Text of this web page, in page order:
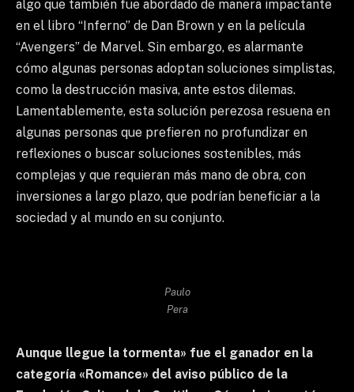
algo que también fue abordado de manera impactante
en el libro “Inferno” de Dan Brown y en la película
“Avengers” de Marvel. Sin embargo, es alarmante
cómo algunas personas adoptan soluciones simplistas,
como la destrucción masiva, ante estos dilemas.
Lamentablemente, esta solución perezosa resuena en
algunas personas que prefieren no profundizar en
reflexiones o buscar soluciones sostenibles, más
complejas y que requieran más mano de obra, con
inversiones a largo plazo, que podrían beneficiar a la
sociedad y al mundo en su conjunto.
Paulo
Pera
Aunque llegue la tormenta» fue el ganador en la
categoría «Romance» del aviso público de la